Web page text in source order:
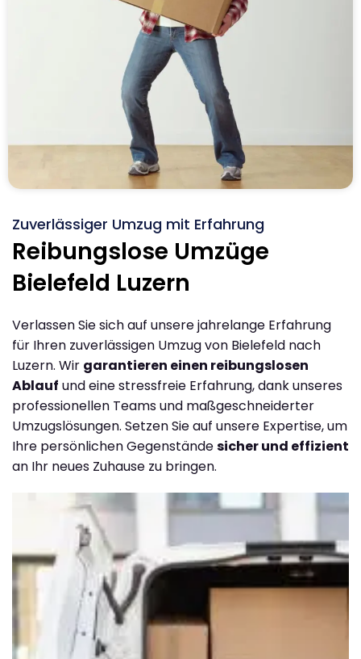
Zuverlässiger Umzug mit Erfahrung
Reibungslose Umzüge
Bielefeld Luzern
Verlassen Sie sich auf unsere jahrelange Erfahrung
für Ihren zuverlässigen Umzug von Bielefeld nach
Luzern. Wir garantieren einen reibungslosen
Ablauf und eine stressfreie Erfahrung, dank unseres
professionellen Teams und maßgeschneiderter
Umzugslösungen. Setzen Sie auf unsere Expertise, um
Ihre persönlichen Gegenständesicher und effizient
an Ihr neues Zuhause zu bringen.